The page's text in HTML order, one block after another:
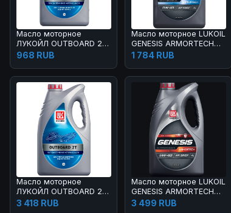
Масло моторное
ЛУКОЙЛ OUTBOARD 2Т
1 л
968 RUB
Масло моторное LUKOIL
GENESIS ARMORTECH
0W-40 1 л
1 784 RUB
Масло моторное
ЛУКОЙЛ OUTBOARD 2Т
4 л
3 418 RUB
Масло моторное LUKOIL
GENESIS ARMORTECH
5W-40 4 л
3 499 RUB